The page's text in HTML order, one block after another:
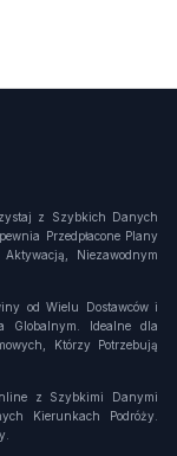
z Szybkich Danych
Przedpłacone Plany
Niezawodnym
od Wielu Dostawców i
Globalnym. Idealne dla
Którzy Potrzebują
z Szybkimi Danymi
Kierunkach Podróży.